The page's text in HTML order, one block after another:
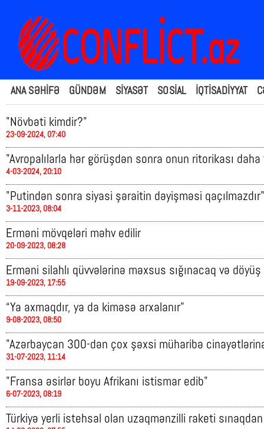
ANA SƏHİFƏ GÜNDƏM SİYASƏT SOSİAL İQTİSADİYYAT
"Növbəti kimdir?"
23-09-2024, 07:40
"Avropalılarla hər görüşdən sonra onun ritorikası
4-03-2024, 20:10
"Putindən sonra siyasi şəraitin dəyişməsi qaçılmazdır"
3-11-2023, 08:04
Erməni mövqeləri məhv edilir
20-09-2023, 08:28
Erməni silahlı qüvvələrinə məxsus sığınacaq və
19-09-2023, 17:55
“Ya axmaqdır, ya da kiməsə arxalanır”
9-08-2023, 08:50
"Azərbaycan 300-dən çox şəxsi müharibə
31-07-2023, 11:14
"Fransa əsirlər boyu Afrikanı istismar edib"
6-07-2023, 08:19
Türkiyə yerli istehsal olan uzaqmənzilli raketi